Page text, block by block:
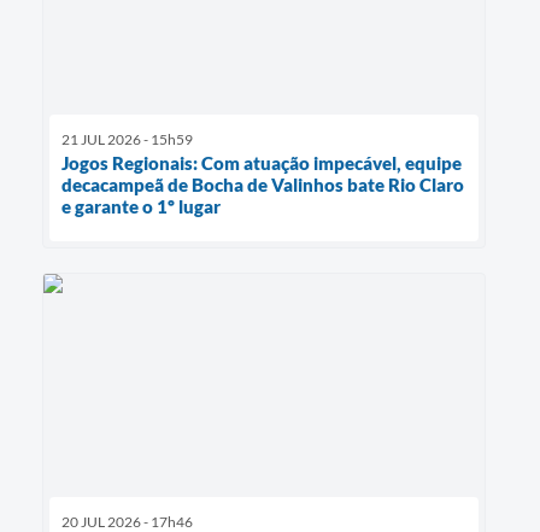
21 JUL 2026 - 15h59
Jogos Regionais: Com atuação impecável, equipe
decacampeã de Bocha de Valinhos bate Rio Claro
e garante o 1º lugar
20 JUL 2026 - 17h46